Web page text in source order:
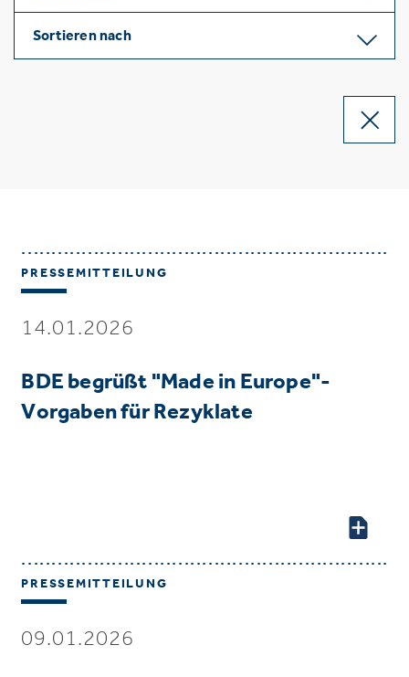
Sortieren nach
PRESSEMITTEILUNG
14.01.2026
BDE begrüßt "Made in Europe"-
Vorgaben für Rezyklate
PRESSEMITTEILUNG
09.01.2026